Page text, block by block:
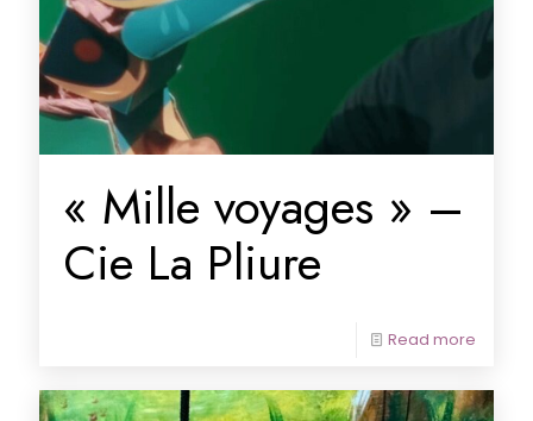
« Mille voyages » –
Cie La Pliure
Read more